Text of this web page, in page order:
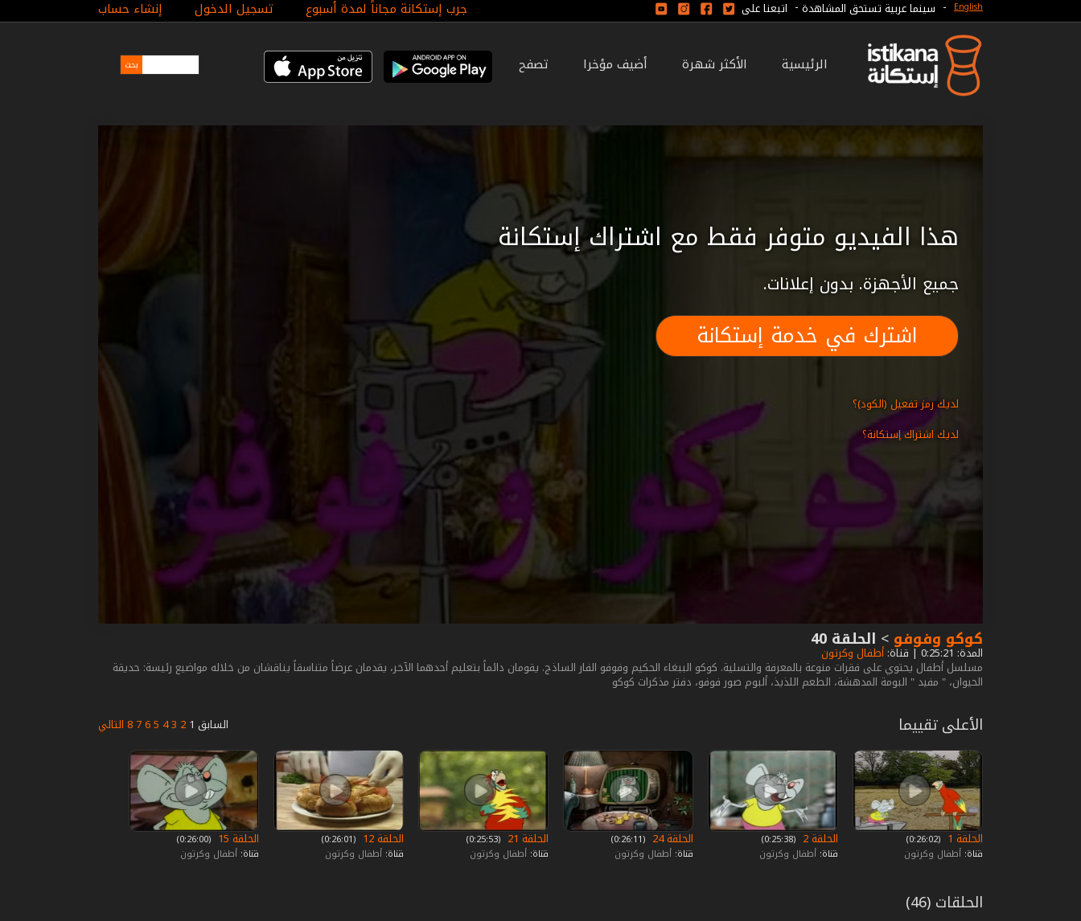
جرب إستكانة مجاناً لمدة أسبوع تسجيل الدخول إنشاء حساب English
- سينما عربية تستحق المشاهدة - اتبعنا على
الرئيسية الأكثر شهرة أضيف مؤخرا تصفح
هذا الفيديو متوفر فقط مع اشتراك إستكانة
جميع الأجهزة. بدون إعلانات.
اشترك في خدمة إستكانة
لديك رمز تفعيل (الكود)؟
لديك اشتراك إستكانة؟
كوكو وفوفو > الحلقة 40
المدة: 0:25:21 | قناة: أطفال وكرتون
مسلسل أطفال يحتوي على فقرات منوعة بالمعرفة والتسلية. كوكو الببغاء الحكيم وفوفو الفار الساذج. يقومان دائماً بتعليم أحدهما الآخر، يقدمان عرضاً متناسقاً يناقشان من خلاله مواضيع رئيسة: حديقة
الحيوان، " مفيد " البومة المدهشة، الطعم اللذيذ، ألبوم صور فوفو، دفتر مذكرات كوكو
السابق 1
2
3
4
5
6
7
8 التالي الأعلى تقييما
الحلقة 1
‏ (0:26:02)
قناة: أطفال وكرتون
الحلقة 2
‏ (0:25:38)
قناة: أطفال وكرتون
الحلقة 24
‏ (0:26:11)
قناة: أطفال وكرتون
الحلقة 21
‏ (0:25:53)
قناة: أطفال وكرتون
الحلقة 12
‏ (0:26:01)
قناة: أطفال وكرتون
الحلقة 15
‏ (0:26:00)
قناة: أطفال وكرتون
الحلقات (46)